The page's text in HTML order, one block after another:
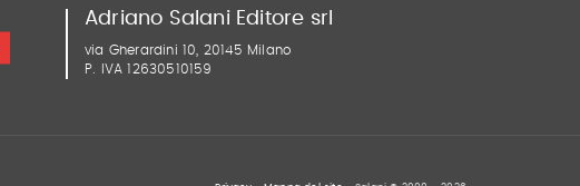
Adriano Salani Editore srl
via Gherardini 10, 20145 Milano
P. IVA 12630510159